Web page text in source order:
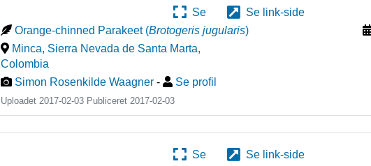
Se
Se link-side
Orange-chinned Parakeet (Brotogeris jugularis)
Minca, Sierra Nevada de Santa Marta,
Colombia
Simon Rosenkilde Waagner - Se profil
Uploadet 2017-02-03 Publiceret2017-02-03
Se
Se link-side